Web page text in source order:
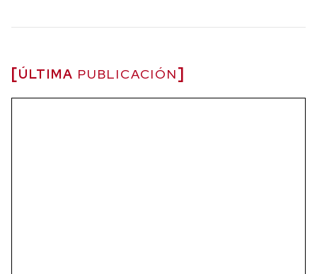
ÚLTIMA PUBLICACIÓN